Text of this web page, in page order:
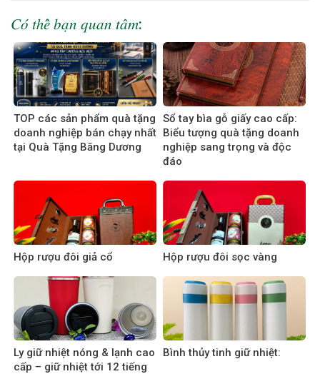
𝐶𝑜́ 𝑡ℎ𝑒̂̉ 𝑏𝑎̣𝑛 𝑞𝑢𝑎𝑛 𝑡𝑎̂𝑚:
TOP các sản phẩm quà tặng
doanh nghiệp bán chạy nhất
tại Quà Tặng Băng Dương
Sổ tay bìa gỗ giấy cao cấp:
Biểu tượng quà tặng doanh
nghiệp sang trọng và độc
đáo
Hộp rượu đôi giả cổ Hộp rượu đôi sọc vàng
Ly giữ nhiệt nóng & lạnh cao
cấp – giữ nhiệt tới 12 tiếng
Bình thủy tinh giữ nhiệt: